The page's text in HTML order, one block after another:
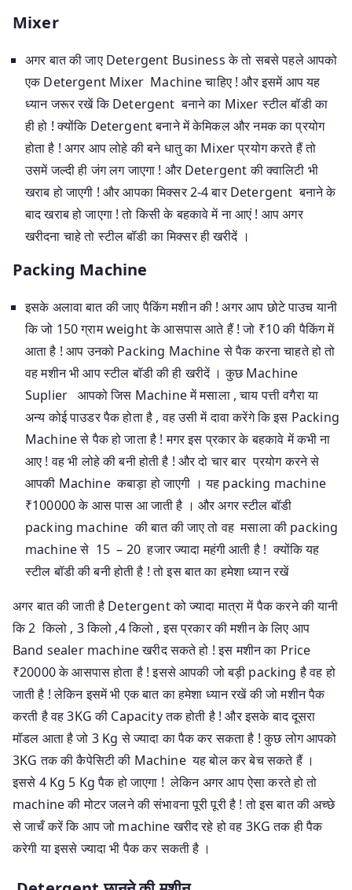
Mixer
अगर बात की जाए Detergent Business के तो सबसे पहले आपको
एक Detergent Mixer Machine चाहिए ! और इसमें आप यह
ध्यान जरूर रखें कि Detergent बनाने का Mixer स्टील बॉडी का
ही हो ! क्योंकि Detergent बनाने में केमिकल और नमक का प्रयोग
होता है ! अगर आप लोहे की बने धातु का Mixer प्रयोग करते हैं तो
उसमें जल्दी ही जंग लग जाएगा ! और Detergent की क्वालिटी भी
खराब हो जाएगी ! और आपका मिक्सर 2-4 बार Detergent बनाने के
बाद खराब हो जाएगा ! तो किसी के बहकावे में ना आएं ! आप अगर
खरीदना चाहे तो स्टील बॉडी का मिक्सर ही खरीदें ।
Packing Machine
इसके अलावा बात की जाए पैकिंग मशीन की ! अगर आप छोटे पाउच यानी
कि जो 150 ग्राम weight के आसपास आते हैं ! जो ₹10 की पैकिंग में
आता है ! आप उनको Packing Machine से पैक करना चाहते हो तो
वह मशीन भी आप स्टील बॉडी की ही खरीदें । कुछ Machine
Suplier आपको जिस Machine में मसाला , चाय पत्ती वगैरा या
अन्य कोई पाउडर पैक होता है , वह उसी में दावा करेंगे कि इस Packing
Machine से पैक हो जाता है ! मगर इस प्रकार के बहकावे में कभी ना
आए ! वह भी लोहे की बनी होती है ! और दो चार बार प्रयोग करने से
आपकी Machine कबाड़ा हो जाएगी । यह packing machine
₹100000 के आस पास आ जाती है । और अगर स्टील बॉडी
packing machine की बात की जाए तो वह मसाला की packing
machine से 15 – 20 हजार ज्यादा महंगी आती है ! क्योंकि यह
स्टील बॉडी की बनी होती है ! तो इस बात का हमेशा ध्यान रखें
अगर बात की जाती है Detergent को ज्यादा मात्रा में पैक करने की यानी
कि 2 किलो , 3 किलो ,4 किलो , इस प्रकार की मशीन के लिए आप
Band sealer machine खरीद सकते हो ! इस मशीन का Price
₹20000 के आसपास होता है ! इससे आपकी जो बड़ी packing है वह हो
जाती है ! लेकिन इसमें भी एक बात का हमेशा ध्यान रखें की जो मशीन पैक
करती है वह 3KG की Capacity तक होती है ! और इसके बाद दूसरा
मॉडल आता है जो 3 Kg से ज्यादा का पैक कर सकता है ! कुछ लोग आपको
3KG तक की कैपेसिटी की Machine यह बोल कर बेच सकते हैं ।
इससे 4 Kg 5 Kg पैक हो जाएगा ! लेकिन अगर आप ऐसा करते हो तो
machine की मोटर जलने की संभावना पूरी पूरी है ! तो इस बात की अच्छे
से जाचँ करें कि आप जो machine खरीद रहे हो वह 3KG तक ही पैक
करेगी या इससे ज्यादा भी पैक कर सकती है ।